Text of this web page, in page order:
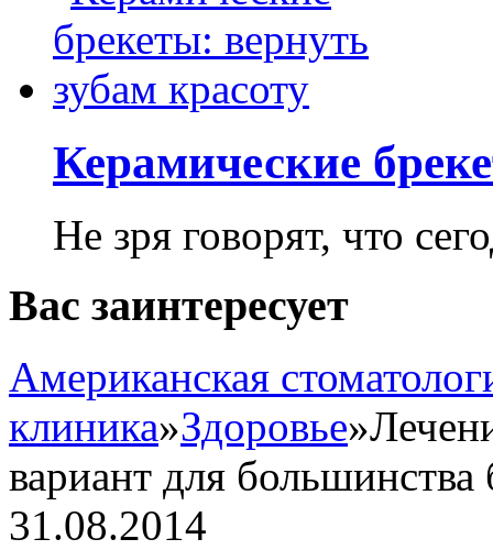
Керамические
Не зря говорят, что
Вас заинтересует
Американская
клиника»Здоровье»
вариант для
31.08.2014